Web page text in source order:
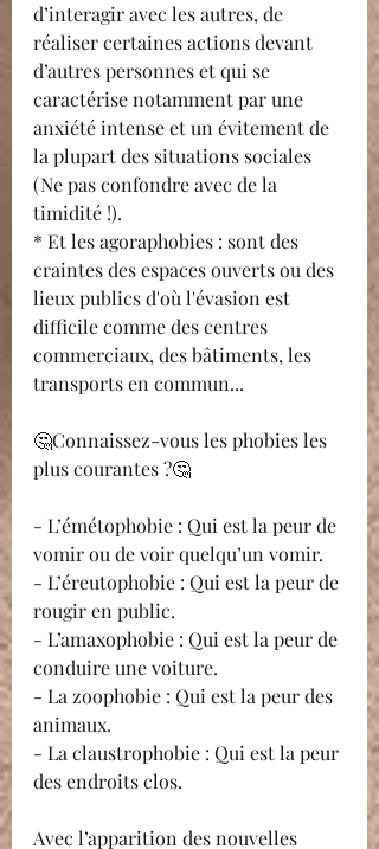
d’interagir avec les autres, de
réaliser certaines actions devant
d’autres personnes et qui se
caractérise notamment par une
anxiété intense et un évitement de
la plupart des situations sociales
(Ne pas confondre avec de la
timidité !).
* Et les agoraphobies : sont des
craintes des espaces ouverts ou des
lieux publics d'où l'évasion est
difficile comme des centres
commerciaux, des bâtiments, les
transports en commun...
🤔Connaissez-vous les phobies les
plus courantes ?🤔
- L’émétophobie : Qui est la peur de
vomir ou de voir quelqu’un vomir.
- L’éreutophobie : Qui est la peur de
rougir en public.
- L’amaxophobie : Qui est la peur de
conduire une voiture.
- La zoophobie : Qui est la peur des
animaux.
- La claustrophobie : Qui est la peur
des endroits clos.
Avec l’apparition des nouvelles